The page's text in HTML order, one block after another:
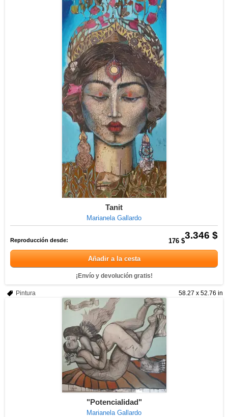
Tanit
Marianela Gallardo
3.346 $
Reproducción desde: 176 $
Añadir a la cesta
¡Envío y devolución gratis!
58.27 x 52.76 in
Pintura
"Potencialidad"
Marianela Gallardo